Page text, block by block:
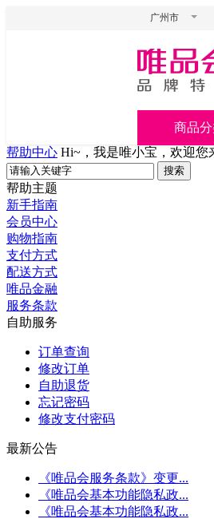
广州市
商品
帮助中心 Hi~，我是唯小宝，欢迎您
帮助主题
新手指南
会员中心
购物指南
支付方式
配送方式
唯品金融
服务条款
自助服务
订单查询
修改订单
自助退货
忘记密码
修改支付密码
最新公告
《唯品会服务条款》变更...
《唯品会基本功能隐私政...
《唯品会基本功能隐私政...